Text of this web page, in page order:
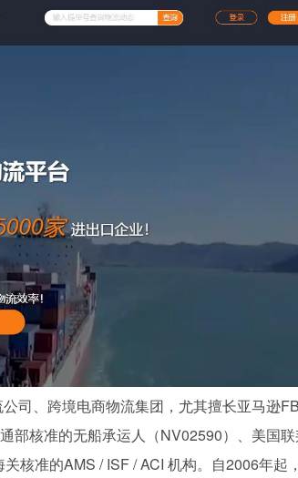
司、跨境电商物流集团，尤其擅长亚马逊
部核准的无船承运人（NV02590）、美国
核准的AMS / ISF / ACI 机构。自2006年起